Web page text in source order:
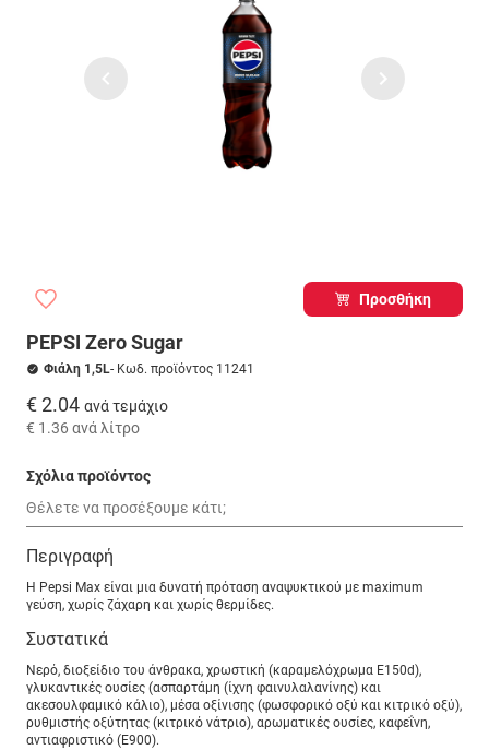
Προσθήκη
PEPSI Zero Sugar
Φιάλη 1,5L- Κωδ. προϊόντος 11241
€ 2.04 ανά τεμάχιο
€ 1.36 ανά λίτρο
Σχόλια προϊόντος
Περιγραφή
Η Pepsi Max είναι μια δυνατή πρόταση αναψυκτικού με maximum
γεύση, χωρίς ζάχαρη και χωρίς θερμίδες.
Συστατικά
Νερό, διοξείδιο του άνθρακα, χρωστική (καραμελόχρωμα Ε150d),
γλυκαντικές ουσίες (ασπαρτάμη (ίχνη φαινυλαλανίνης) και
ακεσουλφαμικό κάλιο), μέσα οξίνισης (φωσφορικό οξύ και κιτρικό οξύ),
ρυθμιστής οξύτητας (κιτρικό νάτριο), αρωματικές ουσίες, καφεΐνη,
αντιαφριστικό (Ε900).